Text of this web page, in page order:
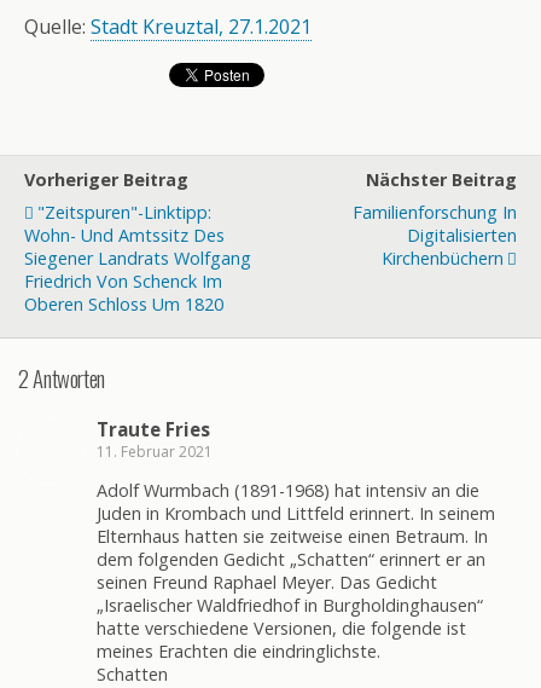
Quelle: Stadt Kreuztal, 27.1.2021
Vorheriger Beitrag
"Zeitspuren"-Linktipp:
Wohn- Und Amtssitz Des
Siegener Landrats Wolfgang
Friedrich Von Schenck Im
Oberen Schloss Um 1820
Nächster Beitrag
Familienforschung In
Digitalisierten
Kirchenbüchern
2 Antworten
Traute Fries
11. Februar 2021
Adolf Wurmbach (1891-1968) hat intensiv an die
Juden in Krombach und Littfeld erinnert. In seinem
Elternhaus hatten sie zeitweise einen Betraum. In
dem folgenden Gedicht „Schatten“ erinnert er an
seinen Freund Raphael Meyer. Das Gedicht
„Israelischer Waldfriedhof in Burgholdinghausen“
hatte verschiedene Versionen, die folgende ist
meines Erachten die eindringlichste.
Schatten